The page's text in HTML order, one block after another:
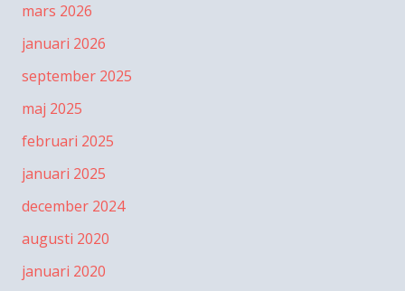
mars 2026
januari 2026
september 2025
maj 2025
februari 2025
januari 2025
december 2024
augusti 2020
januari 2020